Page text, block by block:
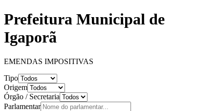
Prefeitura Municipal de
Igaporã
EMENDAS IMPOSITIVAS
Tipo
Origem
Órgão / Secretaria
Parlamentar